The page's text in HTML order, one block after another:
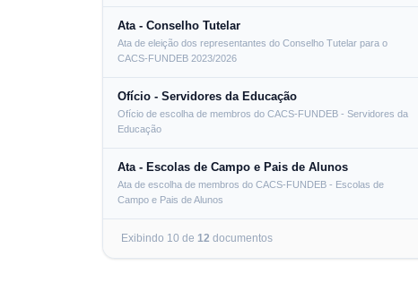
Ata - Conselho Tutelar
Ata de eleição dos representantes do Conselho Tutelar para o
CACS-FUNDEB 2023/2026
Ofício - Servidores da Educação
Ofício de escolha de membros do CACS-FUNDEB - Servidores da
Educação
Ata - Escolas de Campo e Pais de Alunos
Ata de escolha de membros do CACS-FUNDEB - Escolas de
Campo e Pais de Alunos
Exibindo 10 de 12 documentos